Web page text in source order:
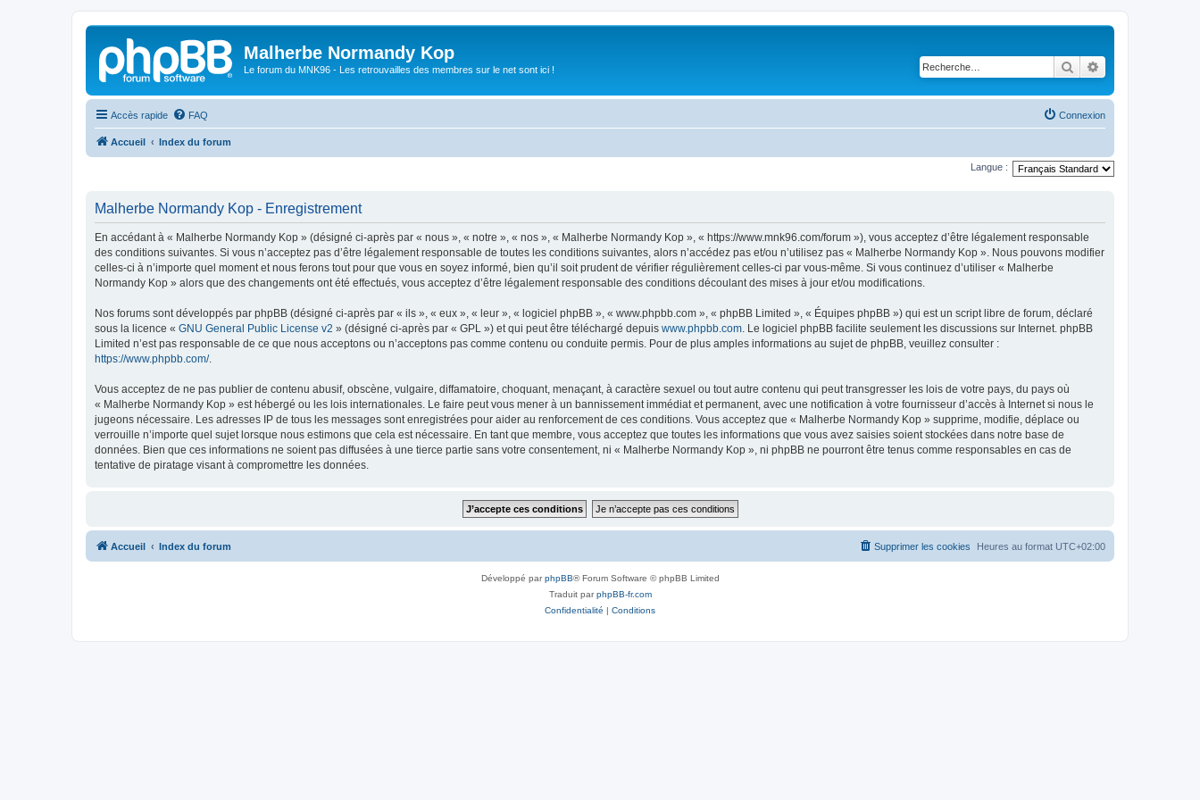
Malherbe Normandy Kop
Le forum du MNK96 - Les retrouvailles des membres sur le net sont ici ! Rechercher
Accès rapide FAQ Connexion
Accueil Index du forum
Langue :
Malherbe Normandy Kop - Enregistrement
En accédant à « Malherbe Normandy Kop » (désigné ci-après par « nous », « notre », « nos », « Malherbe Normandy Kop », « https://www.mnk96.com/forum »), vous acceptez d’être légalement responsable
des conditions suivantes. Si vous n’acceptez pas d’être légalement responsable de toutes les conditions suivantes, alors n’accédez pas et/ou n’utilisez pas « Malherbe Normandy Kop ». Nous pouvons modifier
celles-ci à n’importe quel moment et nous ferons tout pour que vous en soyez informé, bien qu’il soit prudent de vérifier régulièrement celles-ci par vous-même. Si vous continuez d’utiliser « Malherbe
Normandy Kop » alors que des changements ont été effectués, vous acceptez d’être légalement responsable des conditions découlant des mises à jour et/ou modifications.
Nos forums sont développés par phpBB (désigné ci-après par « ils », « eux », « leur », « logiciel phpBB », « www.phpbb.com », « phpBB Limited », « Équipes phpBB ») qui est un script libre de forum, déclaré
sous la licence « GNU General Public License v2 » (désigné ci-après par « GPL ») et qui peut être téléchargé depuis www.phpbb.com. Le logiciel phpBB facilite seulement les discussions sur Internet. phpBB
Limited n’est pas responsable de ce que nous acceptons ou n’acceptons pas comme contenu ou conduite permis. Pour de plus amples informations au sujet de phpBB, veuillez consulter :
https://www.phpbb.com/.
Vous acceptez de ne pas publier de contenu abusif, obscène, vulgaire, diffamatoire, choquant, menaçant, à caractère sexuel ou tout autre contenu qui peut transgresser les lois de votre pays, du pays où
« Malherbe Normandy Kop » est hébergé ou les lois internationales. Le faire peut vous mener à un bannissement immédiat et permanent, avec une notification à votre fournisseur d’accès à Internet si nous le
jugeons nécessaire. Les adresses IP de tous les messages sont enregistrées pour aider au renforcement de ces conditions. Vous acceptez que « Malherbe Normandy Kop » supprime, modifie, déplace ou
verrouille n’importe quel sujet lorsque nous estimons que cela est nécessaire. En tant que membre, vous acceptez que toutes les informations que vous avez saisies soient stockées dans notre base de
données. Bien que ces informations ne soient pas diffusées à une tierce partie sans votre consentement, ni « Malherbe Normandy Kop », ni phpBB ne pourront être tenus comme responsables en cas de
tentative de piratage visant à compromettre les données.
Accueil Index du forum Heures au format UTC+02:00
Supprimer les cookies
Développé parphpBB® Forum Software © phpBB Limited
Traduit parphpBB-fr.com
Confidentialité | Conditions